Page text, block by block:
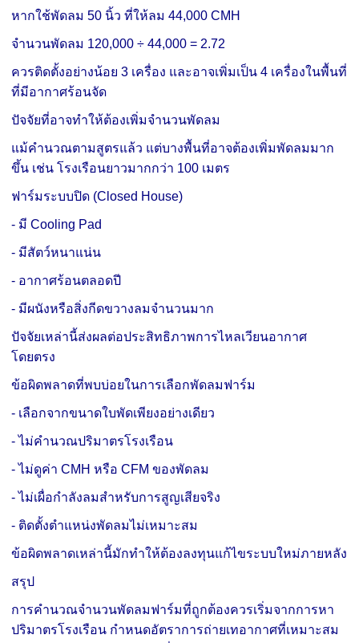
หากใช้พัดลม 50 นิ้ว ที่ให้ลม 44,000 CMH
จำนวนพัดลม 120,000 ÷ 44,000= 2.72
ควรติดตั้งอย่างน้อย 3 เครื่อง และอาจเพิ่มเป็น 4 เครื่องในพื้นที่
ที่มีอากาศร้อนจัด
ปัจจัยที่อาจทำให้ต้องเพิ่มจำนวนพัดลม
แม้คำนวณตามสูตรแล้ว แต่บางพื้นที่อาจต้องเพิ่มพัดลมมาก
ขึ้น เช่นโรงเรือนยาวมากกว่า 100 เมตร
ฟาร์มระบบปิด (Closed House)
- มี Cooling Pad
- มีสัตว์หนาแน่น
- อากาศร้อนตลอดปี
- มีผนังหรือสิ่งกีดขวางลมจำนวนมาก
ปัจจัยเหล่านี้ส่งผลต่อประสิทธิภาพการไหลเวียนอากาศ
โดยตรง
ข้อผิดพลาดที่พบบ่อยในการเลือกพัดลมฟาร์ม
- เลือกจากขนาดใบพัดเพียงอย่างเดียว
- ไม่คำนวณปริมาตรโรงเรือน
- ไม่ดูค่า CMH หรือ CFM ของพัดลม
- ไม่เผื่อกำลังลมสำหรับการสูญเสียจริง
- ติดตั้งตำแหน่งพัดลมไม่เหมาะสม
ข้อผิดพลาดเหล่านี้มักทำให้ต้องลงทุนแก้ไขระบบใหม่ภายหลัง
สรุป
การคำนวณจำนวนพัดลมฟาร์มที่ถูกต้องควรเริ่มจากการหา
ปริมาตรโรงเรือน กำหนดอัตราการถ่ายเทอากาศที่เหมาะสม